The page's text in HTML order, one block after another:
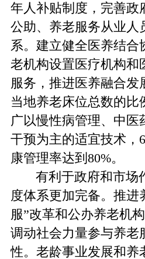
年人补贴制度，完善政
公助、养老服务从业人
系。建立健全医养结合
老机构设置医疗机构和
服务，推进医养融合发
当地养老床位总数的比
广以慢性病管理、中医
干预为主的适宜技术，
康管理率达到80%。
有利于政府和市场
度体系更加完备。推进
服”改革和公办养老机
调动社会力量参与养老
性。老龄事业发展和养